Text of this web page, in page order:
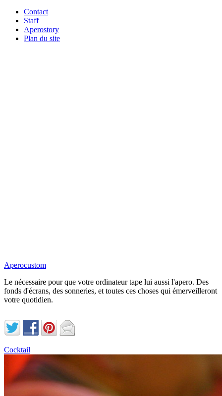
Contact
Staff
Aperostory
Plan du site
Aperocustom
Le nécessaire pour que votre ordinateur tape lui aussi l'apero. Des
fonds d'écrans, des sonneries, et toutes ces choses qui émerveilleront
votre quotidien.
Cocktail